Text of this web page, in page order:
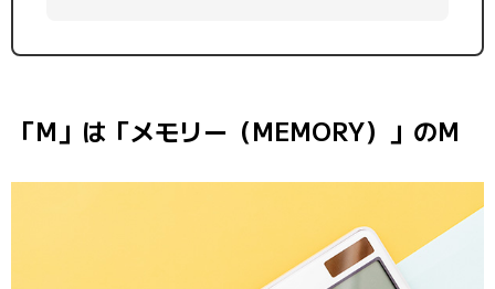
「M」は「メモリー（MEMORY）」のM